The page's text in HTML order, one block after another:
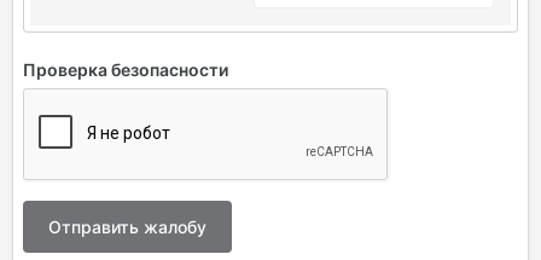
Проверка безопасности
Отправить жалобу